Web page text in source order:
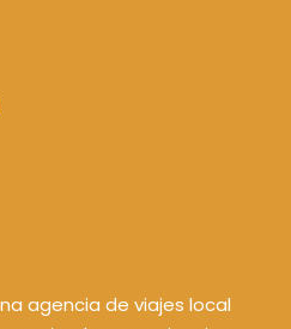
agencia de viajes local